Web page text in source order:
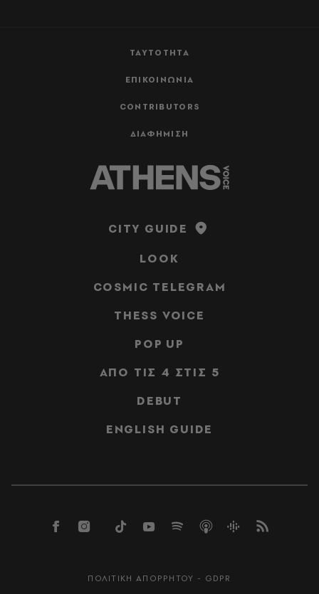
ΤΑΥΤΟΤΗΤΑ
ΕΠΙΚΟΙΝΩΝΙΑ
CONTRIBUTORS
ΔΙΑΦΗΜΙΣΗ
CITY GUIDE
LOOK
COSMIC TELEGRAM
THESS VOICE
POP UP
ΑΠΟ ΤΙΣ 4 ΣΤΙΣ 5
DEBUT
ENGLISH GUIDE
ΠΟΛΙΤΙΚΗ ΑΠΟΡΡΗΤΟΥ - GDPR